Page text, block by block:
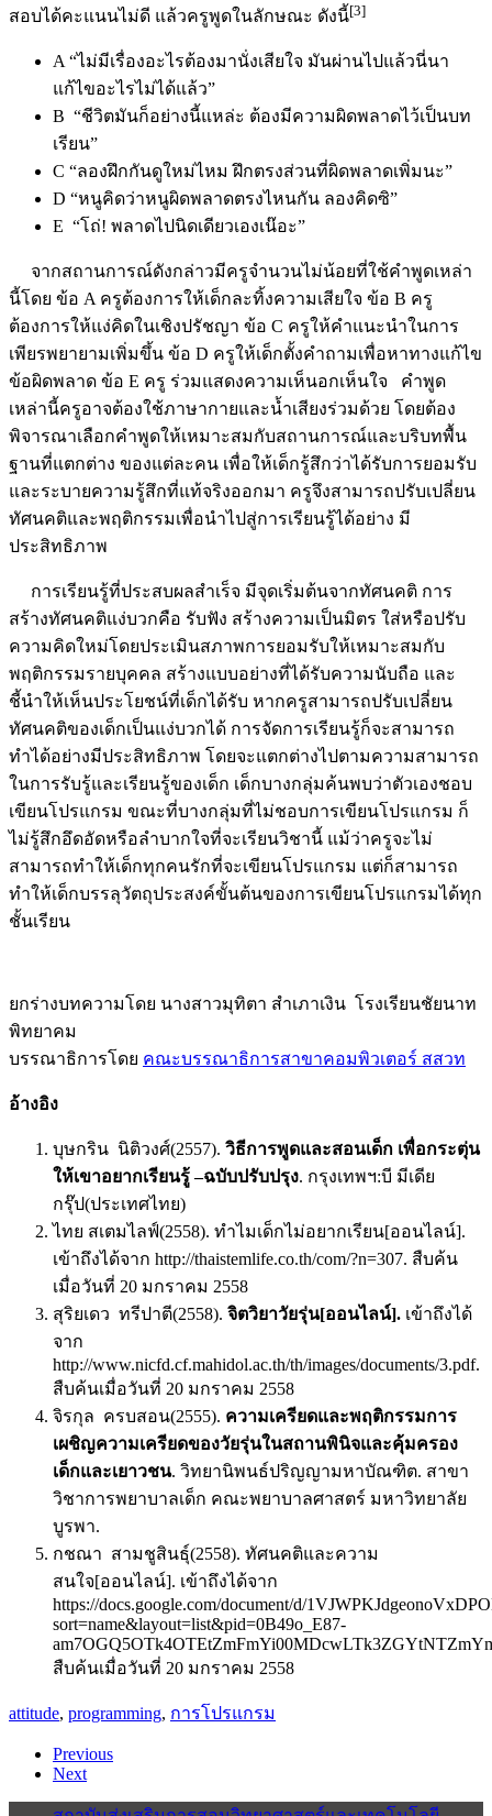
สอบได้คะแนนไม่ดี แล้วครูพูดในลักษณะ ดังนี้[3]
A “ไม่มีเรื่องอะไรต้องมานั่งเสียใจ มันผ่านไปแล้วนี่นา
แก้ไขอะไรไม่ได้แล้ว”
B “ชีวิตมันก็อย่างนี้แหล่ะ ต้องมีความผิดพลาดไว้เป็นบท
เรียน”
C “ลองฝึกกันดูใหม่ไหม ฝึกตรงส่วนที่ผิดพลาดเพิ่มนะ”
D “หนูคิดว่าหนูผิดพลาดตรงไหนกัน ลองคิดซิ”
E “โถ่! พลาดไปนิดเดียวเองเน๊อะ”
จากสถานการณ์ดังกล่าวมีครูจำนวนไม่น้อยที่ใช้คำพูดเหล่า
นี้โดย ข้อ A ครูต้องการให้เด็กละทิ้งความเสียใจ ข้อ B ครู
ต้องการให้แง่คิดในเชิงปรัชญา ข้อ C ครูให้คำแนะนำในการ
เพียรพยายามเพิ่มขึ้น ข้อ D ครูให้เด็กตั้งคำถามเพื่อหาทางแก้ไข
ข้อผิดพลาด ข้อ E ครู ร่วมแสดงความเห็นอกเห็นใจ คำพูด
เหล่านี้ครูอาจต้องใช้ภาษากายและน้ำเสียงร่วมด้วย โดยต้อง
พิจารณาเลือกคำพูดให้เหมาะสมกับสถานการณ์และบริบทพื้น
ฐานที่แตกต่าง ของแต่ละคน เพื่อให้เด็กรู้สึกว่าได้รับการยอมรับ
และระบายความรู้สึกที่แท้จริงออกมา ครูจึงสามารถปรับเปลี่ยน
ทัศนคติและพฤติกรรมเพื่อนำไปสู่การเรียนรู้ได้อย่าง มี
ประสิทธิภาพ
การเรียนรู้ที่ประสบผลสำเร็จ มีจุดเริ่มต้นจากทัศนคติ การ
สร้างทัศนคติแง่บวกคือ รับฟัง สร้างความเป็นมิตร ใส่หรือปรับ
ความคิดใหม่โดยประเมินสภาพการยอมรับให้เหมาะสมกับ
พฤติกรรมรายบุคคล สร้างแบบอย่างที่ได้รับความนับถือ และ
ชี้นำให้เห็นประโยชน์ที่เด็กได้รับ หากครูสามารถปรับเปลี่ยน
ทัศนคติของเด็กเป็นแง่บวกได้ การจัดการเรียนรู้ก็จะสามารถ
ทำได้อย่างมีประสิทธิภาพ โดยจะแตกต่างไปตามความสามารถ
ในการรับรู้และเรียนรู้ของเด็ก เด็กบางกลุ่มค้นพบว่าตัวเองชอบ
เขียนโปรแกรม ขณะที่บางกลุ่มที่ไม่ชอบการเขียนโปรแกรม ก็
ไม่รู้สึกอึดอัดหรือลำบากใจที่จะเรียนวิชานี้ แม้ว่าครูจะไม่
สามารถทำให้เด็กทุกคนรักที่จะเขียนโปรแกรม แต่ก็สามารถ
ทำให้เด็กบรรลุวัตถุประสงค์ขั้นต้นของการเขียนโปรแกรมได้ทุก
ชั้นเรียน
ยกร่างบทความโดย นางสาวมุทิตา สำเภาเงิน โรงเรียนชัยนาท
พิทยาคม
บรรณาธิการโดย คณะบรรณาธิการสาขาคอมพิวเตอร์ สสวท
อ้างอิง
บุษกริน นิติวงศ์(2557). วิธีการพูดและสอนเด็ก เพื่อกระตุ่น
ให้เขาอยากเรียนรู้ –ฉบับปรับปรุง. กรุงเทพฯ:บี มีเดีย
กรุ๊ป(ประเทศไทย)
ไทย สเตมไลฟ์(2558). ทำไมเด็กไม่อยากเรียน[ออนไลน์].
เข้าถึงได้จาก http://thaistemlife.co.th/com/?n=307. สืบค้น
เมื่อวันที่ 20 มกราคม 2558
สุริยเดว ทรีปาตี(2558). จิตวิยาวัยรุ่น[ออนไลน์]. เข้าถึงได้
จาก
http://www.nicfd.cf.mahidol.ac.th/th/images/documents/3.pdf.
สืบค้นเมื่อวันที่ 20 มกราคม 2558
จิรกุล ครบสอน(2555). ความเครียดและพฤติกรรมการ
เผชิญความเครียดของวัยรุ่นในสถานพินิจและคุ้มครอง
เด็กและเยาวชน. วิทยานิพนธ์ปริญญามหาบัณฑิต. สาขา
วิชาการพยาบาลเด็ก คณะพยาบาลศาสตร์ มหาวิทยาลัย
บูรพา.
กชณา สามชูสินธุ์(2558). ทัศนคติและความ
สนใจ[ออนไลน์]. เข้าถึงได้จาก
https://docs.google.com/document/d/
sort=name&layout=list&pid=0B49o_E87-
สืบค้นเมื่อวันที่ 20 มกราคม 2558
attitude, programming, การโปรแกรม
Previous
Next